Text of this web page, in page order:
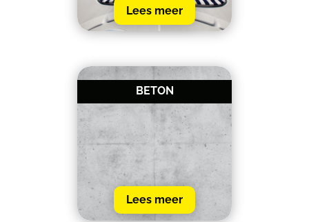
Lees meer
Lees meer
BETON